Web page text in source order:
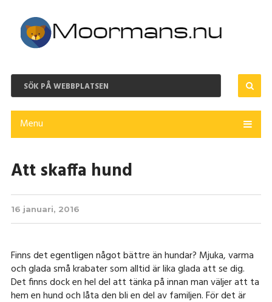
Menu
Att skaffa hund
16 januari, 2016
Finns det egentligen något bättre än hundar? Mjuka, varma
och glada små krabater som alltid är lika glada att se dig.
Det finns dock en hel del att tänka på innan man väljer att ta
hem en hund och låta den bli en del av familjen. För det är